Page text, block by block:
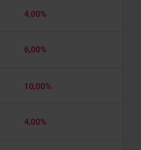
4,00%
6,00%
10,00%
4,00%